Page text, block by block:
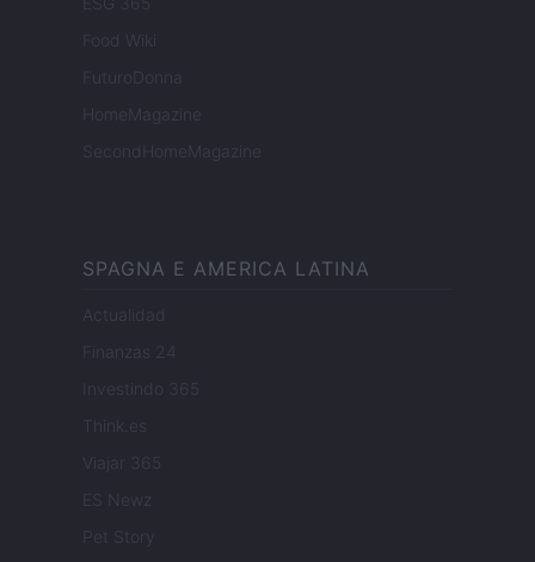
Food Wiki
FuturoDonna
HomeMagazine
SecondHomeMagazine
SPAGNA E AMERICA LATINA
Actualidad
Finanzas 24
Investindo 365
Think.es
Viajar 365
ES Newz
Pet Story